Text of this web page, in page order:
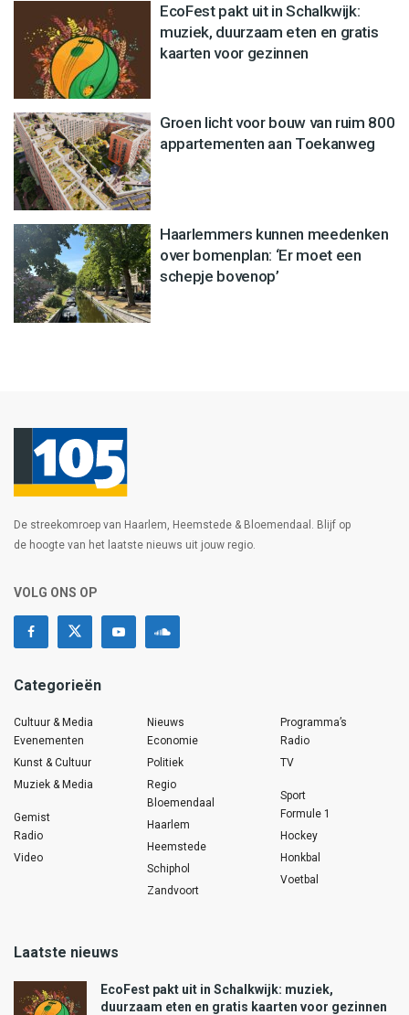
EcoFest pakt uit in Schalkwijk:
muziek, duurzaam eten en gratis
kaarten voor gezinnen
Groen licht voor bouw van ruim 800
appartementen aan Toekanweg
Haarlemmers kunnen meedenken
over bomenplan: ‘Er moet een
schepje bovenop’
De streekomroep van Haarlem, Heemstede & Bloemendaal. Blijf op
de hoogte van het laatste nieuws uit jouw regio.
VOLG ONS OP
Categorieën
Cultuur & Media
Evenementen
Kunst & Cultuur
Muziek & Media
Gemist
Radio
Video
Nieuws
Economie
Politiek
Regio
Bloemendaal
Haarlem
Heemstede
Schiphol
Zandvoort
Programma’s
Radio
TV
Sport
Formule 1
Hockey
Honkbal
Voetbal
Laatste nieuws
EcoFest pakt uit in Schalkwijk: muziek,
duurzaam eten en gratis kaarten voor gezinnen